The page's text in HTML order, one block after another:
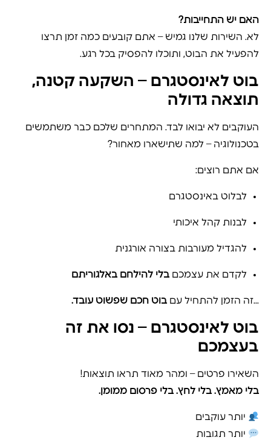
האם יש התחייבות?
לא. השירות שלנו גמיש – אתם קובעים כמה זמן תרצו
להפעיל את הבוט, ותוכלו להפסיק בכל רגע.
בוט לאינסטגרם – השקעה קטנה,
תוצאה גדולה
העוקבים לא יבואו לבד. המתחרים שלכם כבר משתמשים
בטכנולוגיה – למה שתישארו מאחור?
אם אתם רוצים:
לבלוט באינסטגרם
לבנות קהל איכותי
להגדיל מעורבות בצורה אורגנית
לקדם את עצמכם בלי להילחם באלגוריתם
…זה הזמן להתחיל עם בוט חכם שפשוט עובד.
בוט לאינסטגרם – נסו את זה
בעצמכם
השאירו פרטים – ומהר מאוד תראו תוצאות!
בלי מאמץ. בלי לחץ. בלי פרסום ממומן.
יותר עוקבים
יותר תגובות